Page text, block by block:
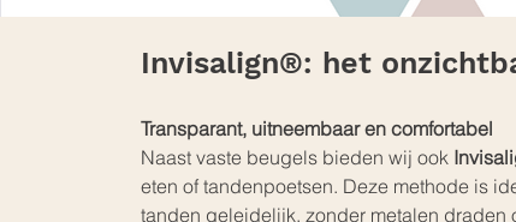
Invisalign®: het
Transparant, uitneembaar en comfortabel
Naast vaste beugels bieden wij ook
eten of tandenpoetsen. Deze methode is
tanden geleidelijk, zonder metalen draden